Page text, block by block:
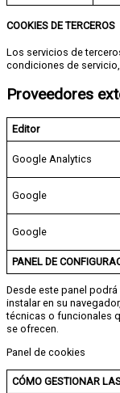
COOKIES DE TERCEROS
Los servicios de
condiciones de
Proveedores
Editor
Google Analytics
Google
Google
PANEL DE
Desde este panel
instalar en su
técnicas o funcionales
se ofrecen.
Panel de cookies
CÓMO GESTIONAR